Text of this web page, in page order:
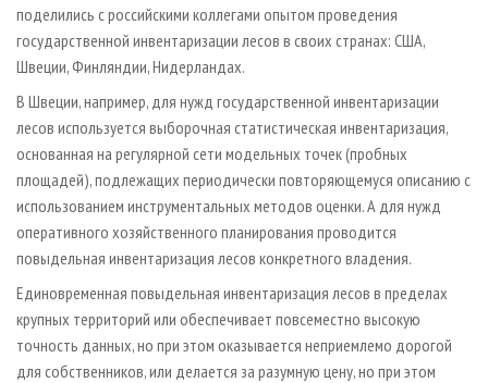
поделились с российскими коллегами опытом проведения
государственной инвентаризации лесов в своих странах: США,
Швеции, Финляндии, Нидерландах.
В Швеции, например, для нужд государственной инвентаризации
лесов используется выборочная статистическая инвентаризация,
основанная на регулярной сети модельных точек (пробных
площадей), подлежащих периодически повторяющемуся описанию с
использованием инструментальных методов оценки. А для нужд
оперативного хозяйственного планирования проводится
повыдельная инвентаризация лесов конкретного владения.
Единовременная повыдельная инвентаризация лесов в пределах
крупных территорий или обеспечивает повсеместно высокую
точность данных, но при этом оказывается неприемлемо дорогой
для собственников, или делается за разумную цену, но при этом